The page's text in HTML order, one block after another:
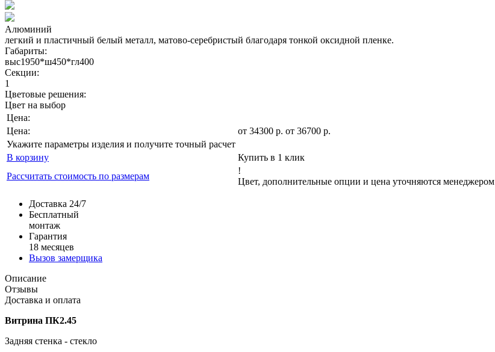
Алюминий
легкий и пластичный белый металл, матово-серебристый благодаря тонкой оксидной пленке.
Габариты:
выс1950*ш450*гл400
Секции:
1
Цветовые решения:
Цвет на выбор
Цена:
Цена:
от 34300 р. от 36700 р.
Укажите параметры изделия и получите точный расчет
В корзину
Купить в 1 клик
Рассчитать стоимость по размерам
!
Цвет, дополнительные опции и цена уточняются менеджером
Доставка 24/7
Бесплатный
монтаж
Гарантия
18 месяцев
Вызов замерщика
Описание
Отзывы
Доставка и оплата
Витрина ПК2.45
Задняя стенка - стекло